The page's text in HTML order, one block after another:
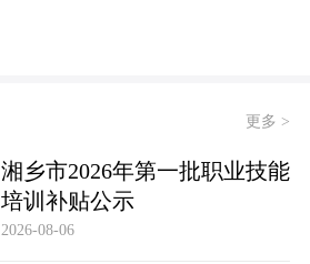
更多 >
湘乡市2026年第一批职业技能
培训补贴公示
2026-08-06